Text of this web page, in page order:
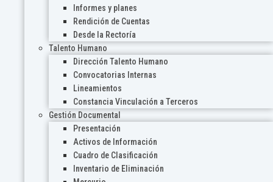
Informes y planes
Rendición de Cuentas
Desde la Rectoría
Talento Humano
Dirección Talento Humano
Convocatorias Internas
Lineamientos
Constancia Vinculación a Terceros
Gestión Documental
Presentación
Activos de Información
Cuadro de Clasificación
Inventario de Eliminación